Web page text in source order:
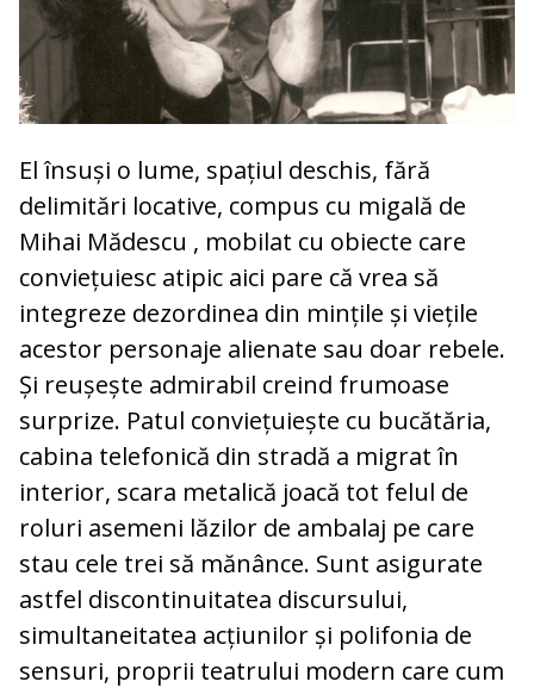
El însuși o lume, spațiul deschis, fără
delimitări locative, compus cu migală de
Mihai Mădescu , mobilat cu obiecte care
conviețuiesc atipic aici pare că vrea să
integreze dezordinea din mințile și viețile
acestor personaje alienate sau doar rebele.
Și reușește admirabil creind frumoase
surprize. Patul conviețuiește cu bucătăria,
cabina telefonică din stradă a migrat în
interior, scara metalică joacă tot felul de
roluri asemeni lăzilor de ambalaj pe care
stau cele trei să mănânce. Sunt asigurate
astfel discontinuitatea discursului,
simultaneitatea acțiunilor și polifonia de
sensuri, proprii teatrului modern care cum